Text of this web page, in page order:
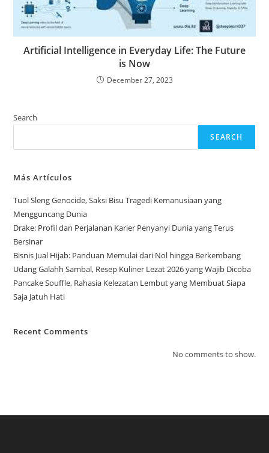
Artificial Intelligence in Everyday Life: The Future
is Now
December 27, 2023
Search
SEARCH
Más Artículos
Tuol Sleng Genocide, Saksi Bisu Tragedi Kemanusiaan yang
Mengguncang Dunia
Drake: Profil dan Perjalanan Karier Penyanyi Dunia yang Terus
Bersinar
Bisnis Jual Hijab: Panduan Memulai dari Nol hingga Berkembang
Udang Galahh Sambal, Resep Kuliner Lezat 2026 yang Wajib Dicoba
Pancake Souffle, Rahasia Kelezatan Lembut yang Membuat Siapa
Saja Jatuh Hati
Recent Comments
No comments to show.